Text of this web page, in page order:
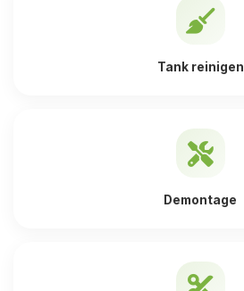
Tank reinigen
Demontage